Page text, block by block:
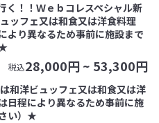
く！！Ｗｅｂコレスペシャル新
ッフェ又は和食又は洋食料理
より異なるため事前に施設まで
税込28,000円 ~ 53,300円
和洋ビュッフェ又は和食又は洋
日程により異なるため事前に施
い）★